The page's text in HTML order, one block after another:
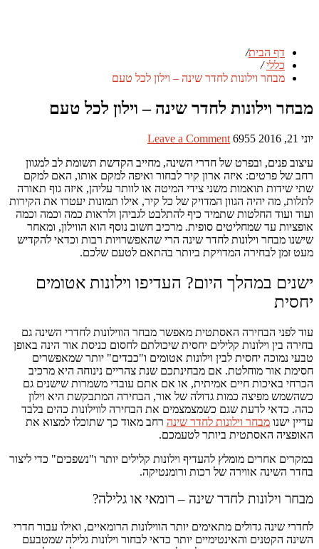
דף הבית/
כללי /
מבחר וילונות לחדר שינה – וילון לכל טעם
מבחר וילונות לחדר שינה – וילון לכל טעם
יוני 21, 2016 Leave a Comment 6955
עיצוב פנים, ובפרט של חדרי השינה, מחייב הקדשת תשומת לב למגוון
רחב של פרטים: איזה ארון קיר לבחור ואיפה למקם אותו, האם למקם
שתי שידות תואמות משני צידי המיטה או לוותר עליהן, איזה גוף תאורה
לתלות, מה יהיה הגוון המדויק של כל קיר, אילו תמונות יעטרו את הקירות
ועוד ועוד החלטות שתמיד כיף להתלבט לגביהן ולראות כמה וכמה וכמה
אופציות עד שמחליטים סופית. מרכיב חשוב נוסף הוא הווילון, ומאחר
שישנו מבחר וילונות לחדר שינה הרי שהאפשרויות רבות וכדאי להקדיש
מעט זמן לבחירה המדויקת ביותר בהתאם לטעם שלכם.
ישנים במהלך היום? העדיפו וילונות אטומים
יחסית
עוד לפני הבחירה האסתטית מאפשר מבחר הווילונות לחדרי השינה גם
בחירה בין וילונות קלילים יחסית שיכולתם לחסום כניסת אור הינה באופן
טבעי נמוכה יחסית לבין וילונות אטומים ו"כבדים" יותר שמאפשרים
חסימת אור מוחלטת. אם מבחינתכם שנת צהריים נינוחה היא מרכיב
הכרחי באיכות חיים אמיתית, או אם אתם עובדי משמרות שישנים גם
כשהשמש מפיצה כמות גדולה של אור, הבחירה המתבקשת היא וילון
כהה. כדאי לדעת שגם כשמצמצמים את הבחירה לווילונות כהים בלבד
עדיין ישנו מבחר וילונות לחדר שינה רחב מאוד כך שתוכלו למצוא את
האופציה האסתטית ביותר לטעמכם.
במקרים אחרים מומלץ להעדיף וילונות קלילים יותר ו"נשפכים" כדי ליצור
בחדר השינה אווירה של רכות ורומנטיקה.
מבחר וילונות לחדר שינה – רומאי או גלילה?
לחדרי שינה גדולים מתאימים יותר הווילונות הרומאיים, ואילו עבור חדרי
השינה הקטנים והאינטימיים יותר כדאי לבחור וילונות גלילה שמטבעם